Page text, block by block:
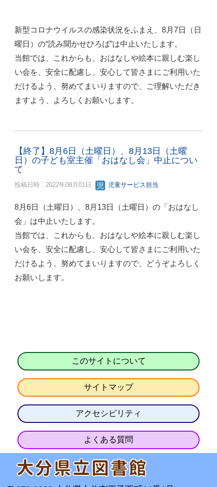
新型コロナウイルスの感染状況をふまえ、8月7日（日
曜日）の“読み聞かせひろば”は中止いたします。
当館では、これからも、おはなしや絵本に親しむ楽し
い会を、安全に配慮し、安心して皆さまにご利用いた
だけるよう、努めてまいりますので、ご理解いただき
ますよう、よろしくお願いします。
【終了】8月6日（土曜日）、8月13日（土曜
日）の子ども室主催「おはなし会」中止につい
て
投稿日時 : 2022年08月01日 児童サービス担当
8月6日（土曜日）、8月13日（土曜日）の「おはなし
会」は中止いたします。
当館では、これからも、おはなしや絵本に親しむ楽し
い会を、安全に配慮し、安心して皆さまにご利用いた
だけるよう、努めてまいりますので、どうぞよろしく
お願いします。
このサイトについて
サイトマップ
アクセシビリティ
よくある質問